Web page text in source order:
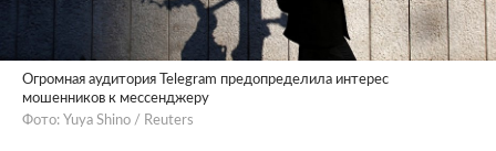
Огромная аудитория Telegram предопределила интерес
мошенников к мессенджеру
Фото: Yuya Shino / Reuters